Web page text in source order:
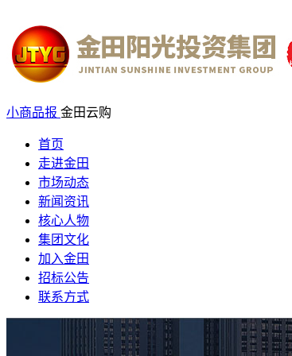
小商品报 金田云购
首页
走进金田
市场动态
新闻资讯
核心人物
集团文化
加入金田
招标公告
联系方式